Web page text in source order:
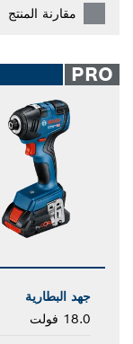
مقارنة المنتج
PRO
جهد البطارية
18.0 فولت